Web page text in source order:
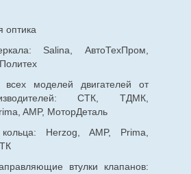
оптика
Salina, АвтоТехПром,
моделей двигателей от
СТК, ТДМК,
AMP, МоторДеталь
Herzog, AMP, Prima,
втулки клапанов: